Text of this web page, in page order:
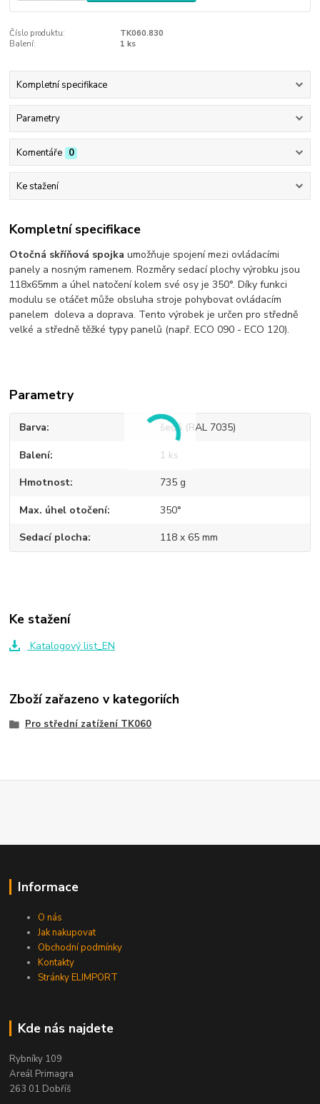
Číslo produktu:
TK060.830
Balení:
1 ks
Kompletní specifikace
Parametry
Komentáře 0
Ke stažení
Kompletní specifikace
Otočná skříňová spojka umožňuje spojení mezi ovládacími
panely a nosným ramenem. Rozměry sedací plochy výrobku jsou
118x65mm a úhel natočení kolem své osy je 350°. Díky funkci
modulu se otáčet může obsluha stroje pohybovat ovládacím
panelem doleva a doprava. Tento výrobek je určen pro středně
velké a středně těžké typy panelů (např. ECO 090 - ECO 120).
Parametry
Barva šedá (RAL 7035)
Balení 1 ks
Hmotnost 735 g
Max. úhel otočení 350°
Sedací plocha 118 x 65 mm
Ke stažení
Katalogový list_EN
Zboží zařazeno v kategoriích
Pro střední zatížení TK060
Informace
O nás
Jak nakupovat
Obchodní podmínky
Kontakty
Stránky ELIMPORT
Kde nás najdete
Rybníky 109
Areál Primagra
263 01 Dobříš